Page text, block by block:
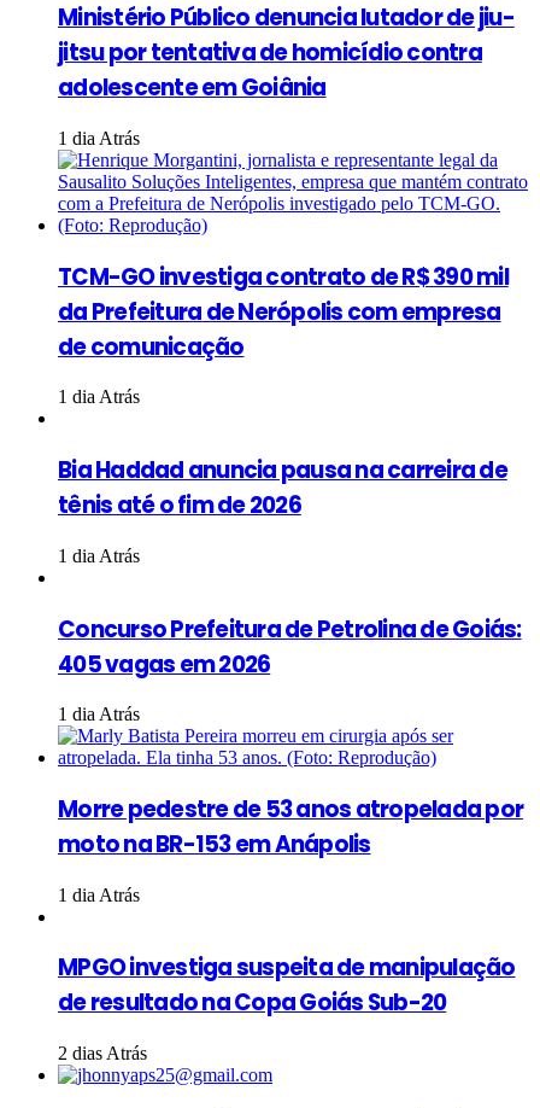
Ministério Público denuncia lutador de jiu-
jitsu por tentativa de homicídio contra
adolescente em Goiânia
1 dia Atrás
TCM-GO investiga contrato de R$ 390 mil
da Prefeitura de Nerópolis com empresa
de comunicação
1 dia Atrás
Bia Haddad anuncia pausa na carreira de
tênis até o fim de 2026
1 dia Atrás
Concurso Prefeitura de Petrolina de Goiás:
405 vagas em 2026
1 dia Atrás
Morre pedestre de 53 anos atropelada por
moto na BR-153 em Anápolis
1 dia Atrás
MPGO investiga suspeita de manipulação
de resultado na Copa Goiás Sub-20
2 dias Atrás